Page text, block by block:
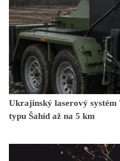
Ukrajinský laserový
typu Šahíd až na 5 km